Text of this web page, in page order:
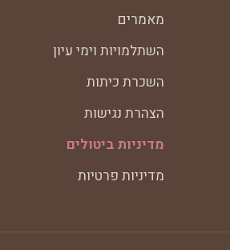
מאמרים
השתלמויות וימי עיון
השכרת כיתות
הצהרת נגישות
מדיניות ביטולים
מדיניות פרטיות